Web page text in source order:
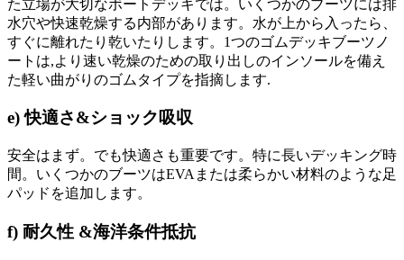
た立場が大切なボートデッキでは。いくつかのブーツには排
水穴や快速乾燥する内部があります。水が上から入ったら、
すぐに離れたり乾いたりします。1つのゴムデッキブーツノ
ートは,より速い乾燥のための取り出しのインソールを備え
た軽い曲がりのゴムタイプを指摘します.
e) 快適さ&ショック吸収
安全はまず。でも快適さも重要です。特に長いデッキング時
間。いくつかのブーツはEVAまたは柔らかい材料のような足
パッドを追加します。
f) 耐久性 &海洋条件抵抗